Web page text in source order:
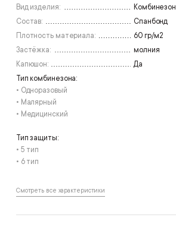
Вид изделия:
Комбинезон
Состав:
Спанбонд
Плотность материала:
60 гр/м2
Застёжка:
молния
Капюшон:
Да
Тип комбинезона:
• Одноразовый
• Малярный
• Медицинский
Тип защиты:
• 5 тип
• 6 тип
Смотреть все характеристики